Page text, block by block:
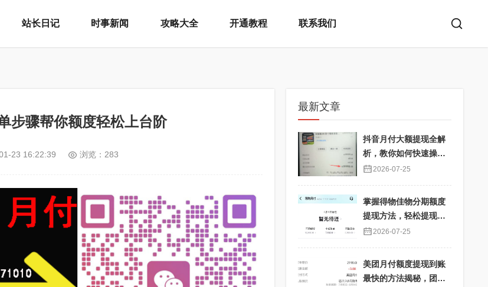
站长日记 时事新闻 攻略大全 开通教程 联系我们
步骤帮你额度轻松上台阶
23 16:22:39 浏览：283
最新文章
抖音月付大额提现全解
析，教你如何快速操
作！2026-07-25
掌握得物佳物分期额度
提现方法，轻松提现秒
到不再难
2026-07-25
美团月付额度提现到账
最快的方法揭秘，团购